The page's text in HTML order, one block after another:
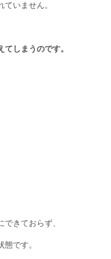
いません。
しまうのです。
きておらず、
です。